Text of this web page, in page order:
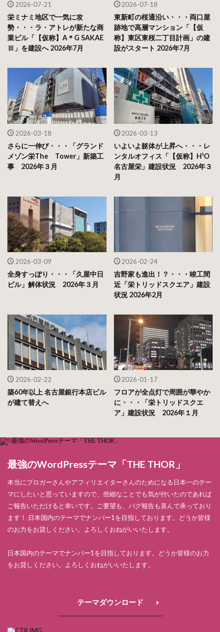
2026-07-21
栄ミナミ地区で一気に攻
勢・・・ラ・アトレが新たな商
業ビル「【仮称】A＊G SAKAE
Ⅲ」を建設へ 2026年7月
2026-07-18
東新町の桜通沿い・・・両口屋
跡地で高層マンション「【仮
称】東区東桜二丁目計画」の建
設がスタート 2026年7月
2026-03-18
さらに一伸び・・・「グランド
メゾン栄The Tower」新築工
事 2026年３月
2026-03-13
いよいよ躯体が上昇へ・・・レ
ンタルオフィス「【仮称】H¹O
名古屋栄」建設状況 2026年３
月
2026-03-09
全身すっぽり・・・「久屋中日
ビル」解体状況 2026年３月
2026-02-24
吉野家も進出！？・・・竣工間
近「栄トリッドスクエア」建設
状況 2026年2月
2026-02-22
築60年以上 名古屋銀行本店ビル
が建て替えへ
2026-01-17
フロアが全点灯で周囲が華やか
に・・・「栄トリッドスクエ
ア」建設状況 2026年１月
最強のWordPressテーマ「THE THOR」
本当にブロガーさんやアフィリエイターさんのためになる日本一のテー
マにしたいと思っていますので、些細なことでも気が付いたのであれば
ご報告いただけると幸いです。ご要望も、バグ報告も喜んで承っており
ます！ 日本国内のテーマでナンバー1を目指しております。どうか皆様
のお力をお貸しください。よろしくおねがいいたします。
日本国内のテーマでナンバー1を目指しております。どうか皆様のお力
をお貸しください。よろしくおねがいいたします。
テーマダウンロード